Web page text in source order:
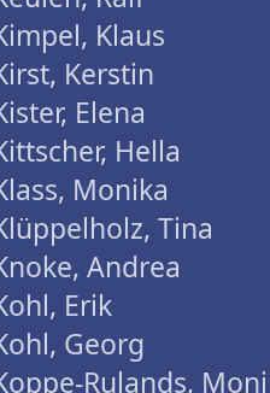
Klaus
Kerstin
Elena
Hella
Monika
Tina
Andrea
Erik
Georg
Rulands,